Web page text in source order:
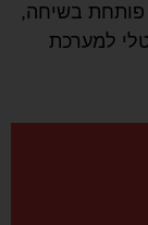
פותחת בשיחה,
למערכת